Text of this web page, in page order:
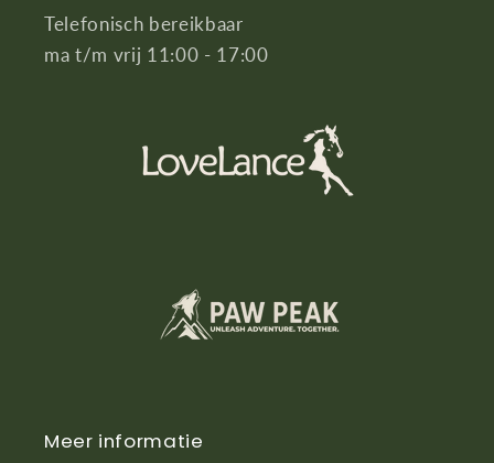
Telefonisch bereikbaar
ma t/m vrij 11:00 - 17:00
Meer informatie